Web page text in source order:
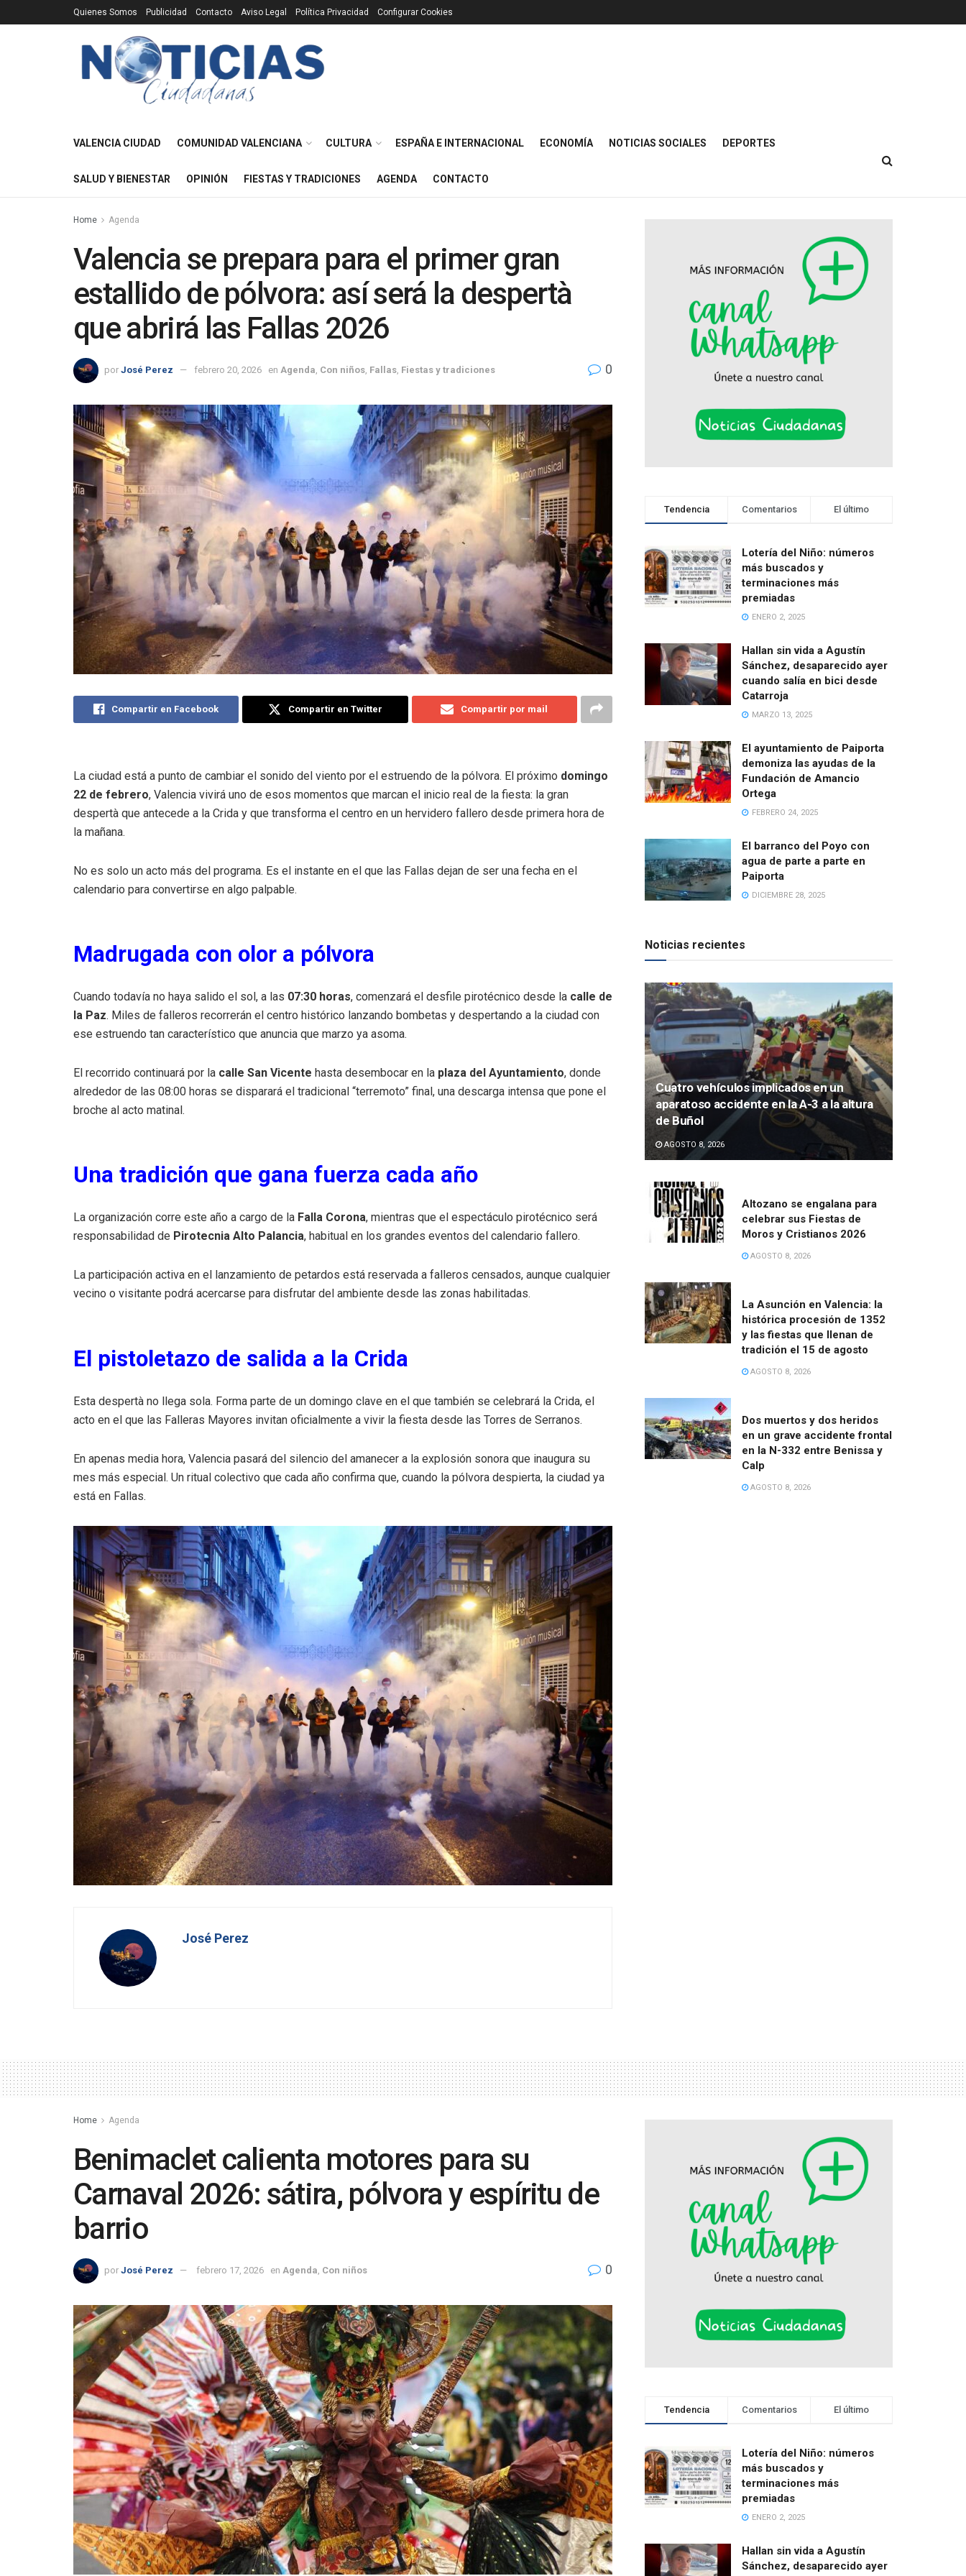
Quienes Somos Publicidad Contacto Aviso Legal Política Privacidad Configurar Cookies
VALENCIA CIUDAD COMUNIDAD VALENCIANA CULTURA ESPAÑA E INTERNACIONAL ECONOMÍA NOTICIAS SOCIALES DEPORTES
SALUD Y BIENESTAR OPINIÓN FIESTAS Y TRADICIONES AGENDA CONTACTO
Home Agenda
Valencia se prepara para el primer gran
estallido de pólvora: así será la despertà
que abrirá las Fallas 2026
por José Perez febrero 20, 2026 en Agenda Con niños Fallas Fiestas y tradiciones 0
Compartir en Facebook Compartir en Twitter Compartir por mail
La ciudad está a punto de cambiar el sonido del viento por el estruendo de la pólvora. El próximo domingo
22 de febrero, Valencia vivirá uno de esos momentos que marcan el inicio real de la fiesta: la gran
despertà que antecede a la Crida y que transforma el centro en un hervidero fallero desde primera hora de
la mañana.
No es solo un acto más del programa. Es el instante en el que las Fallas dejan de ser una fecha en el
calendario para convertirse en algo palpable.
Madrugada con olor a pólvora
Cuando todavía no haya salido el sol, a las 07:30 horas, comenzará el desfile pirotécnico desde la calle de
la Paz. Miles de falleros recorrerán el centro histórico lanzando bombetas y despertando a la ciudad con
ese estruendo tan característico que anuncia que marzo ya asoma.
El recorrido continuará por la calle San Vicente hasta desembocar en la plaza del Ayuntamiento, donde
alrededor de las 08:00 horas se disparará el tradicional “terremoto” final, una descarga intensa que pone el
broche al acto matinal.
Una tradición que gana fuerza cada año
La organización corre este año a cargo de la Falla Corona, mientras que el espectáculo pirotécnico será
responsabilidad de Pirotecnia Alto Palancia, habitual en los grandes eventos del calendario fallero.
La participación activa en el lanzamiento de petardos está reservada a falleros censados, aunque cualquier
vecino o visitante podrá acercarse para disfrutar del ambiente desde las zonas habilitadas.
El pistoletazo de salida a la Crida
Esta despertà no llega sola. Forma parte de un domingo clave en el que también se celebrará la Crida, el
acto en el que las Falleras Mayores invitan oficialmente a vivir la fiesta desde las Torres de Serranos.
En apenas media hora, Valencia pasará del silencio del amanecer a la explosión sonora que inaugura su
mes más especial. Un ritual colectivo que cada año confirma que, cuando la pólvora despierta, la ciudad ya
está en Fallas.
José Perez
Tendencia Comentarios El último
Lotería del Niño: números
más buscados y
terminaciones más
premiadas
ENERO 2, 2025
Hallan sin vida a Agustín
Sánchez, desaparecido ayer
cuando salía en bici desde
Catarroja
MARZO 13, 2025
El ayuntamiento de Paiporta
demoniza las ayudas de la
Fundación de Amancio
Ortega
FEBRERO 24, 2025
El barranco del Poyo con
agua de parte a parte en
Paiporta
DICIEMBRE 28, 2025
Noticias recientes
Cuatro vehículos implicados en un
aparatoso accidente en la A-3 a la altura
de Buñol
AGOSTO 8, 2026
Altozano se engalana para
celebrar sus Fiestas de
Moros y Cristianos 2026
AGOSTO 8, 2026
La Asunción en Valencia: la
histórica procesión de 1352
y las fiestas que llenan de
tradición el 15 de agosto
AGOSTO 8, 2026
Dos muertos y dos heridos
en un grave accidente frontal
en la N-332 entre Benissa y
Calp
AGOSTO 8, 2026
Home Agenda
Benimaclet calienta motores para su
Carnaval 2026: sátira, pólvora y espíritu de
barrio
por José Perez febrero 17, 2026 en Agenda Con niños 0
Tendencia Comentarios El último
Lotería del Niño: números
más buscados y
terminaciones más
premiadas
ENERO 2, 2025
Hallan sin vida a Agustín
Sánchez, desaparecido ayer